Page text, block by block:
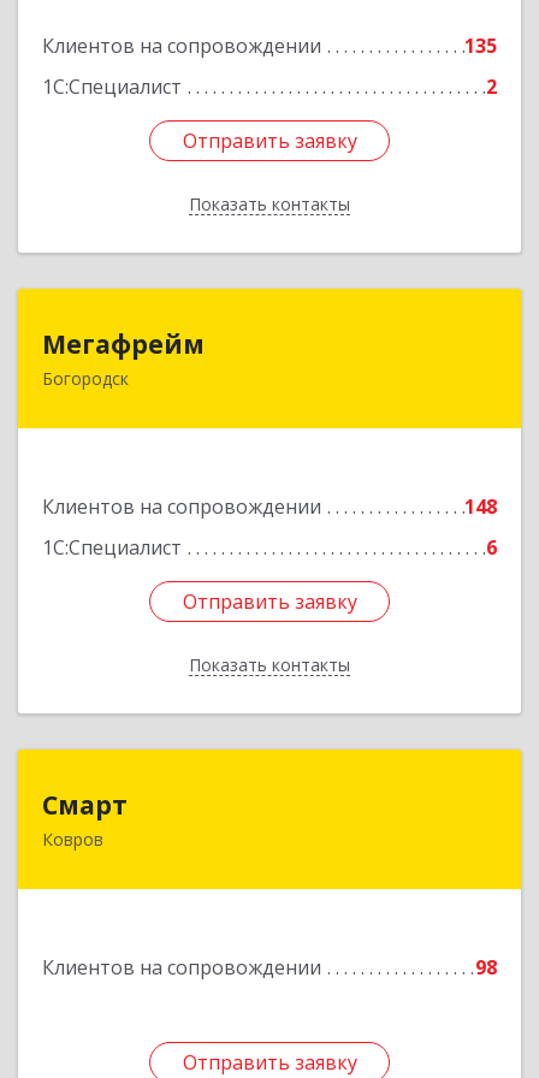
Клиентов на сопровождении
135
1С:Специалист
2
Отправить заявку
Показать контакты
Отправить заявку
Назад
Мегафрейм
Богородск
Клиентов на сопровождении
148
1С:Специалист
6
Отправить заявку
Показать контакты
607600, Нижегородская обл, Богородск г,
Отправить заявку
Назад
Смарт
Ковров
Клиентов на сопровождении 98
Отправить заявку
601900, Владимирская обл, Ковров г, Труда ул,
Отправить заявку